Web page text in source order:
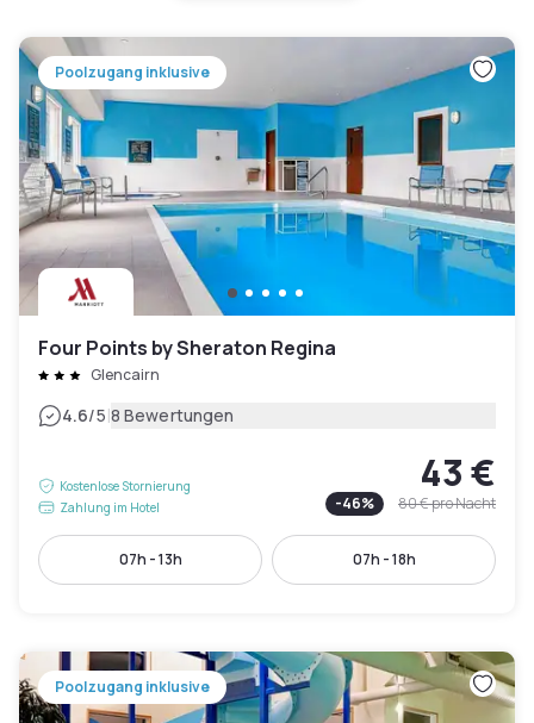
Poolzugang inklusive
Four Points by Sheraton Regina
Glencairn
4.6/5|8 Bewertungen
Kostenlose Stornierung
Zahlung im Hotel
43 €
-46% 80 €pro Nacht
07h - 13h 07h - 18h
Poolzugang inklusive